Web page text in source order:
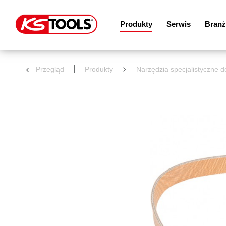
Produkty Serwis
Przegląd Produkty Narzędzia specjalistyczne